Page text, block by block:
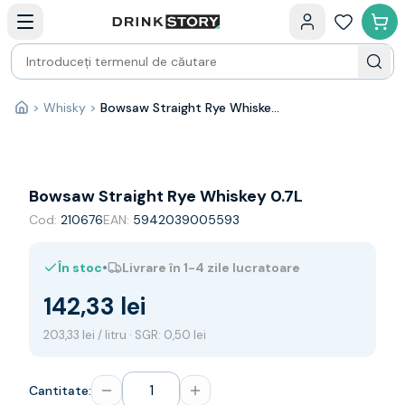
Bauturi fine — selectie
Produse Noi
Cosuri cadou
Pachete & Cadouri
Vin
Franta
Spania
Australia
Noua Zeelanda
Sampanie
Acasă
> Whisky > Bowsaw Straight Rye Whiskey 0.7L
Bowsaw Straight Rye Whiskey 0.7L
Cod: 210676EAN: 5942039005593
În stoc• Livrare în 1-4 zile lucratoare
142,33 lei
203,33 lei / litru · SGR: 0,50 lei
Cantitate: